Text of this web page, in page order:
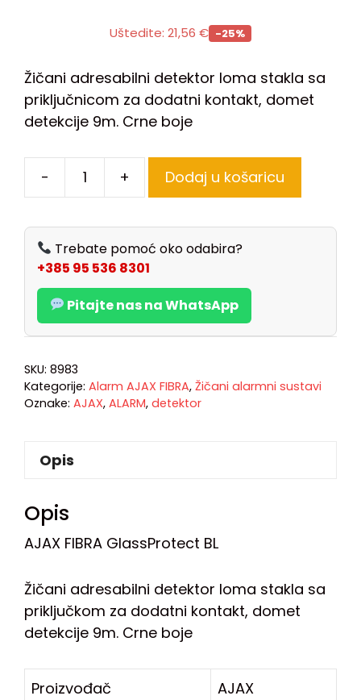
Uštedite: 21,56 € -25%
Žičani adresabilni detektor loma stakla sa
priključnicom za dodatni kontakt, domet
detekcije 9m. Crne boje
- + Dodaj u košaricu
Trebate pomoć oko odabira?
+385 95 536 8301
Pitajte nas na WhatsApp
SKU: 8983
Kategorije: Alarm AJAX FIBRA, Žičani alarmni sustavi
Oznake: AJAX, ALARM, detektor
Opis
Opis
AJAX FIBRA GlassProtect BL
Žičani adresabilni detektor loma stakla sa
priključkom za dodatni kontakt, domet
detekcije 9m. Crne boje
Proizvođač AJAX